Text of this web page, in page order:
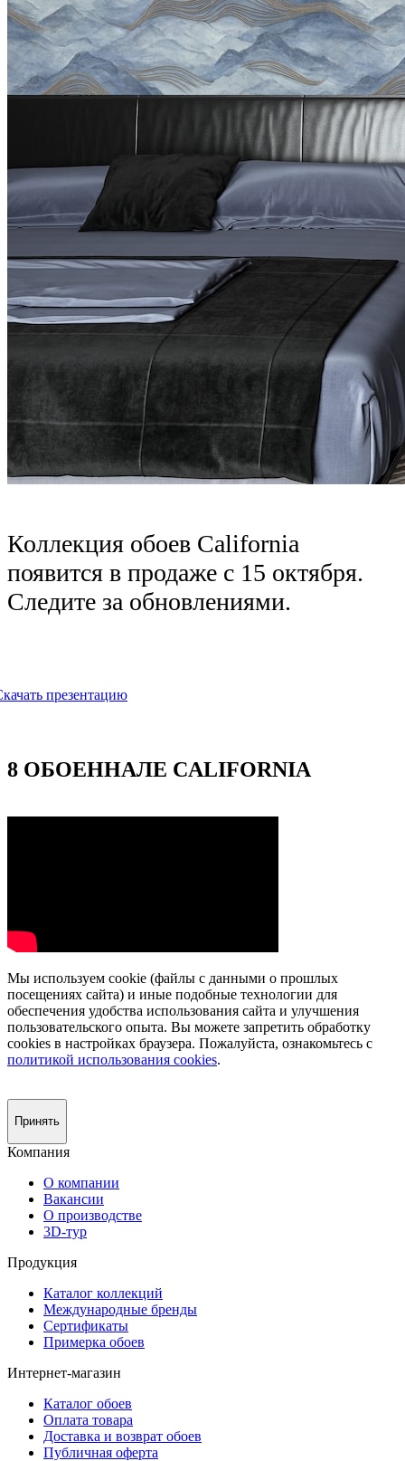
Коллекция обоев California
появится в продаже с 15 октября.
Следите за обновлениями.
презентацию
8 ОБОЕННАЛЕ CALIFORNIA
Мы используем cookie (файлы с данными о прошлых
посещениях сайта) и иные подобные технологии для
обеспечения удобства использования сайта и улучшения
пользовательского опыта. Вы можете запретить обработку
сookies в настройках браузера. Пожалуйста, ознакомьтесь с
политикой использования cookies.
Принять
Компания
О компании
Вакансии
О производстве
3D-тур
Продукция
Каталог коллекций
Международные бренды
Сертификаты
Примерка обоев
Интернет-магазин
Каталог обоев
Оплата товара
Доставка и возврат обоев
Публичная оферта